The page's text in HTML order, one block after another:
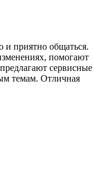
приятно общаться.
помогают
сервисные
темам. Отличная